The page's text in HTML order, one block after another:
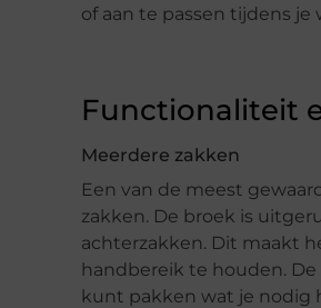
of aan te passen tijdens je
Functionaliteit
Meerdere zakken
Een van de meest
zakken. De broek is
achterzakken. Dit maakt
handbereik te houden.
kunt pakken wat je nodig